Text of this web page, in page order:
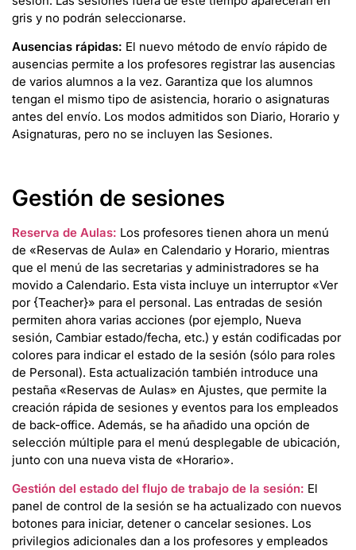
gris y no podrán seleccionarse.
Ausencias rápidas: El nuevo método de envío rápido de
ausencias permite a los profesores registrar las ausencias
de varios alumnos a la vez. Garantiza que los alumnos
tengan el mismo tipo de asistencia, horario o asignaturas
antes del envío. Los modos admitidos son Diario, Horario y
Asignaturas, pero no se incluyen las Sesiones.
Gestión de sesiones
Reserva de Aulas: Los profesores tienen ahora un menú
de «Reservas de Aula» en Calendario y Horario, mientras
que el menú de las secretarias y administradores se ha
movido a Calendario. Esta vista incluye un interruptor «Ver
por {Teacher}» para el personal. Las entradas de sesión
permiten ahora varias acciones (por ejemplo, Nueva
sesión, Cambiar estado/fecha, etc.) y están codificadas por
colores para indicar el estado de la sesión (sólo para roles
de Personal). Esta actualización también introduce una
pestaña «Reservas de Aulas» en Ajustes, que permite la
creación rápida de sesiones y eventos para los empleados
de back-office. Además, se ha añadido una opción de
selección múltiple para el menú desplegable de ubicación,
junto con una nueva vista de «Horario».
Gestión del estado del flujo de trabajo de la sesión: El
panel de control de la sesión se ha actualizado con nuevos
botones para iniciar, detener o cancelar sesiones. Los
privilegios adicionales dan a los profesores y empleados